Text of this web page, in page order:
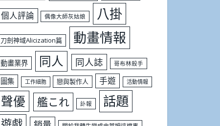
個人評論 偶像大師灰姑娘 八掛
刀劍神域Alicization篇 動畫情報
動畫業界 同人 同人誌 哥布林殺手
圖集 工作細胞 戀與製作人 手遊 活動情報
聲優 艦これ 訃報 話題